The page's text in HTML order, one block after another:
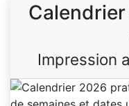
Impression